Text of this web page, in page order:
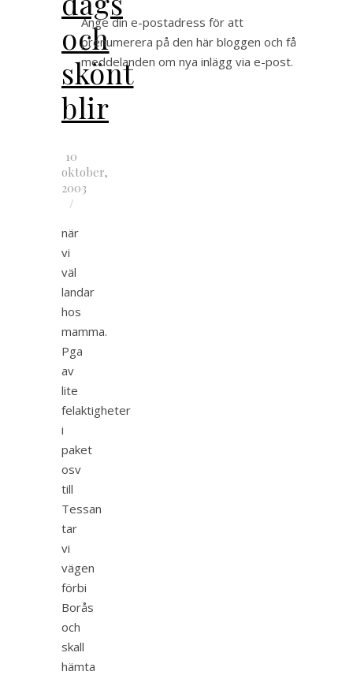
och
skönt
blir
10
oktober,
2003
/
när
vi
väl
landar
hos
mamma.
Pga
av
lite
felaktigheter
i
paket
osv
till
Tessan
tar
vi
vägen
förbi
Borås
och
skall
hämta
Ange din e-postadress för att
prenumerera på den här bloggen och få
meddelanden om nya inlägg via e-post.